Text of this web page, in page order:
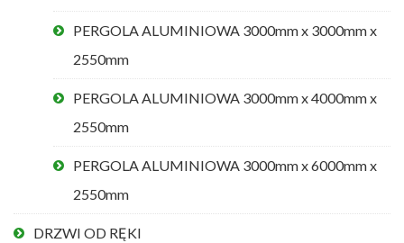
PERGOLA ALUMINIOWA 3000mm x 3000mm x
2550mm
PERGOLA ALUMINIOWA 3000mm x 4000mm x
2550mm
PERGOLA ALUMINIOWA 3000mm x 6000mm x
2550mm
DRZWI OD RĘKI